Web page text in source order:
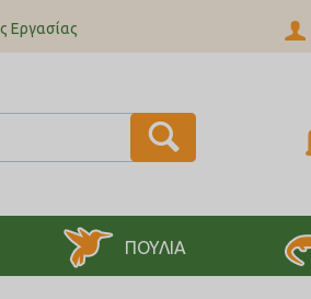
Εργασίας
ΠΟΥΛΙΑ